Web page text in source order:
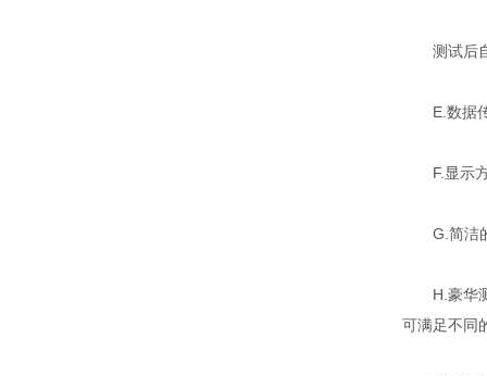
测试后自
E.数据传
F.显示方
G.简洁的
H.豪华测
可满足不同